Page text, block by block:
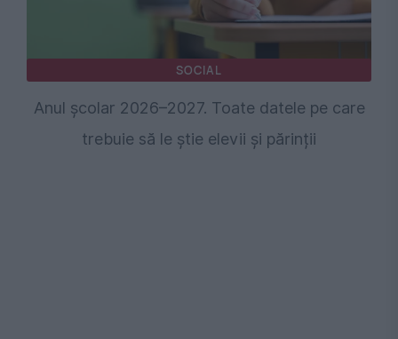
SOCIAL
Anul școlar 2026–2027. Toate datele pe care
trebuie să le știe elevii și părinții